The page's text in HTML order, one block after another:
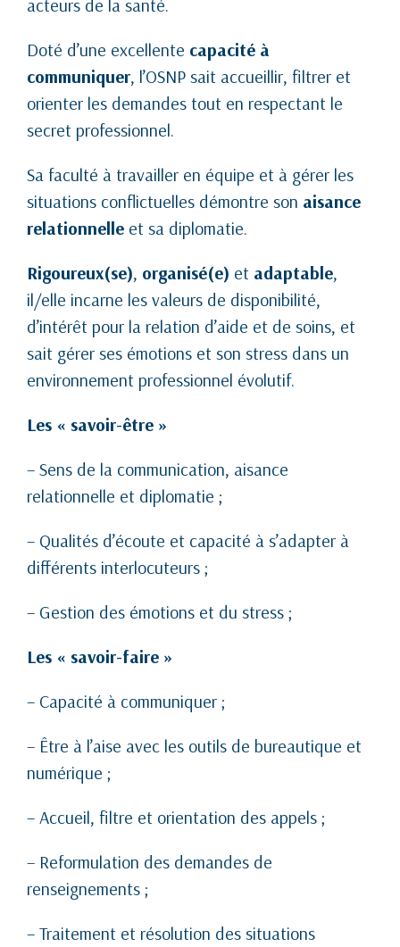
acteurs de la santé.
Doté d’une excellente capacité à
communiquer, l’OSNP sait accueillir, filtrer et
orienter les demandes tout en respectant le
secret professionnel.
Sa faculté à travailler en équipe et à gérer les
situations conflictuelles démontre son aisance
relationnelle et sa diplomatie.
Rigoureux(se), organisé(e) et adaptable,
il/elle incarne les valeurs de disponibilité,
d’intérêt pour la relation d’aide et de soins, et
sait gérer ses émotions et son stress dans un
environnement professionnel évolutif.
Les « savoir-être »
– Sens de la communication, aisance
relationnelle et diplomatie ;
– Qualités d’écoute et capacité à s’adapter à
différents interlocuteurs ;
– Gestion des émotions et du stress ;
Les « savoir-faire »
– Capacité à communiquer ;
– Être à l’aise avec les outils de bureautique et
numérique ;
– Accueil, filtre et orientation des appels ;
– Reformulation des demandes de
renseignements ;
– Traitement et résolution des situations